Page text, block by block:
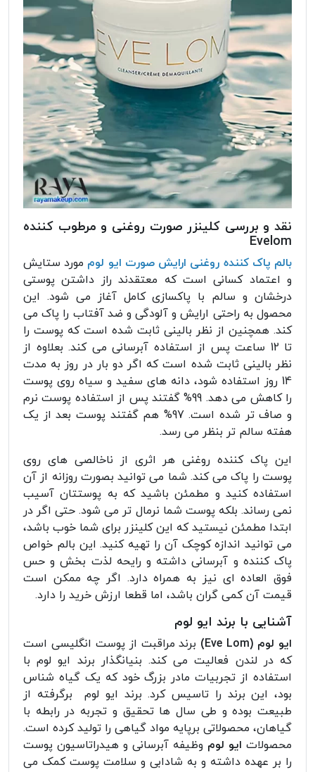
نقد و بررسی کلینزر صورت روغنی و مرطوب کننده
Evelom
بالم پاک کننده روغنی ارایش صورت ایو لوم مورد ستایش
و اعتماد کسانی است که معتقدند راز داشتن پوستی
درخشان و سالم با پاکسازی کامل آغاز می شود. این
محصول به راحتی ارایش و آلودگی و ضد آفتاب را پاک می
کند. همچنین از نظر بالینی ثابت شده است که پوست را
تا 12 ساعت پس از استفاده آبرسانی می کند. بعلاوه از
نظر بالینی ثابت شده است که اگر دو بار در روز به مدت
14 روز استفاده شود، دانه های سفید و سیاه روی پوست
را کاهش می دهد. 99% گفتند پس از استفاده پوست نرم
و صاف تر شده است. 97% هم گفتند پوست بعد از یک
هفته سالم تر بنظر می رسد.
این پاک کننده روغنی هر اثری از ناخالصی های روی
پوست را پاک می کند. شما می توانید بصورت روزانه از آن
استفاده کنید و مطمئن باشید که به پوستتان آسیب
نمی رساند. بلکه پوست شما نرمال تر می شود. حتی اگر در
ابتدا مطمئن نیستید که این کلینزر برای شما خوب باشد،
می توانید اندازه کوچک آن را تهیه کنید. این بالم خواص
پاک کننده و آبرسانی داشته و رایحه لذت بخش و حس
فوق العاده ای نیز به همراه دارد. اگر چه ممکن است
قیمت آن کمی گران باشد، اما قطعا ارزش خرید را دارد.
آشنایی با برند ایو لوم
ایو لوم (Eve Lom)
برند مراقبت از پوست انگلیسی است
که در لندن فعالیت می کند. بنیانگذار برند ایو لوم با
استفاده از تجربیات مادر بزرگ خود که یک گیاه شناس
بود، این برند را تاسیس کرد. برند ایو لوم برگرفته از
طبیعت بوده و طی سال ها تحقیق و تجربه در رابطه با
گیاهان، محصولاتی برپایه مواد گیاهی را تولید کرده است.
محصولات ایو لوم وظیفه آبرسانی و هیدراتاسیون پوست
را بر عهده داشته و به شادابی و سلامت پوست کمک می